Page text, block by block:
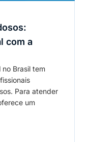
com a
Brasil tem
Para atender
um